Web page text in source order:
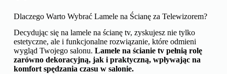
Dlaczego Warto Wybrać Lamele na Ścianę za Telewizorem?
Decydując się na lamele na ścianę tv, zyskujesz nie tylko
estetyczne, ale i funkcjonalne rozwiązanie, które odmieni
wygląd Twojego salonu. Lamele na ścianie tv pełnią rolę
zarówno dekoracyjną, jak i praktyczną, wpływając na
komfort spędzania czasu w salonie.